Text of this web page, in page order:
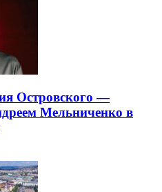
Островского —
Мельниченко в